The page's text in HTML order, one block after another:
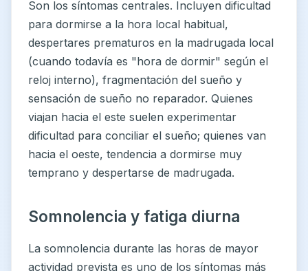
Son los síntomas centrales. Incluyen dificultad
para dormirse a la hora local habitual,
despertares prematuros en la madrugada local
(cuando todavía es "hora de dormir" según el
reloj interno), fragmentación del sueño y
sensación de sueño no reparador. Quienes
viajan hacia el este suelen experimentar
dificultad para conciliar el sueño; quienes van
hacia el oeste, tendencia a dormirse muy
temprano y despertarse de madrugada.
Somnolencia y fatiga diurna
La somnolencia durante las horas de mayor
actividad prevista es uno de los síntomas más